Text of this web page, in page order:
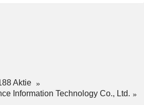
Aktie
Information Technology Co., Ltd.